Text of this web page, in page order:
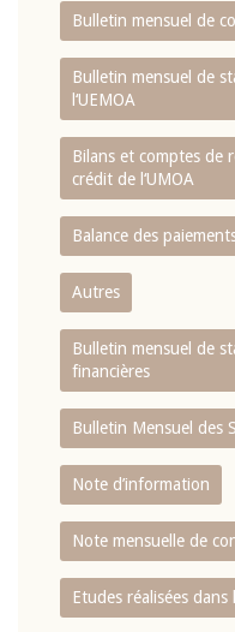
Bulletin mensuel de
Bulletin mensuel de
l‘UEMOA
Bilans et comptes de
crédit de l‘UMOA
Balance des
Autres
Bulletin mensuel de
financières
Bulletin Mensuel des
Note d’information
Note mensuelle de
Etudes réalisées